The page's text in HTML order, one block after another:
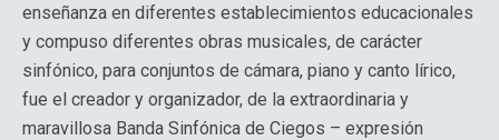
enseñanza en diferentes establecimientos educacionales
y compuso diferentes obras musicales, de carácter
sinfónico, para conjuntos de cámara, piano y canto lírico,
fue el creador y organizador, de la extraordinaria y
maravillosa Banda Sinfónica de Ciegos – expresión